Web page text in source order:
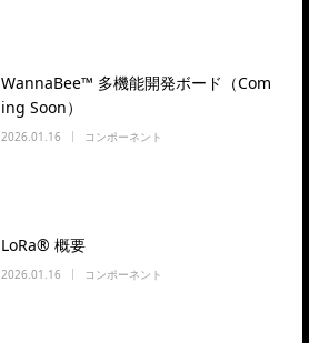
WannaBee™ 多機能開発ボード（Com
ing Soon）
2026.01.16 コンポーネント
LoRa® 概要
2026.01.16 コンポーネント